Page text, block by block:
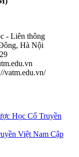
- Liên thông
Hà Nội
vatm.edu.vn/
Học Cổ Truyền
Việt Nam Cập